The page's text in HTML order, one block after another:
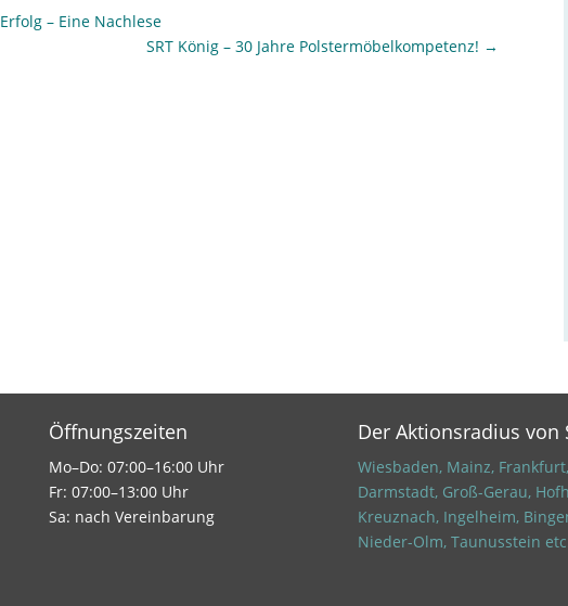
– Eine Nachlese
SRT König – 30 Jahre Polstermöbelkompetenz! →
Öffnungszeiten
Mo–Do: 07:00–16:00 Uhr
Fr: 07:00–13:00 Uhr
Sa: nach Vereinbarung
Der Aktionsradius von
Wiesbaden, Mainz,
Darmstadt, Groß-Gerau,
Kreuznach, Ingelheim,
Nieder-Olm, Taunusstein